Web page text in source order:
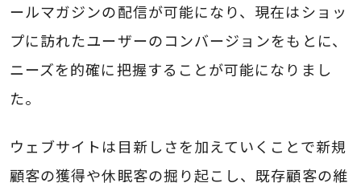
ールマガジンの配信が可能になり、現在はショッ
プに訪れたユーザーのコンバージョンをもとに、
ニーズを的確に把握することが可能になりまし
た。
ウェブサイトは目新しさを加えていくことで新規
顧客の獲得や休眠客の掘り起こし、既存顧客の維